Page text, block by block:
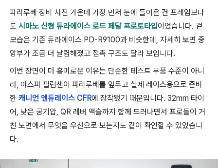
파리루베 장비 사진 가운데 가장 먼저 눈에 들어온 건 프레임보다
도 시마노 신형 듀라에이스 로드 페달 프로토타입이었습니다. 겉
모습은 기존 듀라에이스 PD-R9100과 비슷한데, 자세히 보면 중
앙부가 조금 더 날렵해졌고 접촉 구조도 달라 보입니다.
이번 장면이 더 흥미로운 이유는 단순한 테스트 부품 수준이 아니
라, 야스퍼 필립센이 파리루베를 앞두고 실제 레이스용으로 준비
한 캐니언 엔듀레이스 CFR에 장착됐기 때문입니다. 32mm 타이
어, 낮은 공기압, QR 레버 액슬까지 함께 드러나면서 프로들이 거
친 노면에서 무엇을 우선으로 보는지도 같이 확인할 수 있었습니
다.